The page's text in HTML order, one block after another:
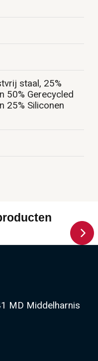
staal, 25%
50% Gerecycled
25% Siliconen
MD Middelharnis